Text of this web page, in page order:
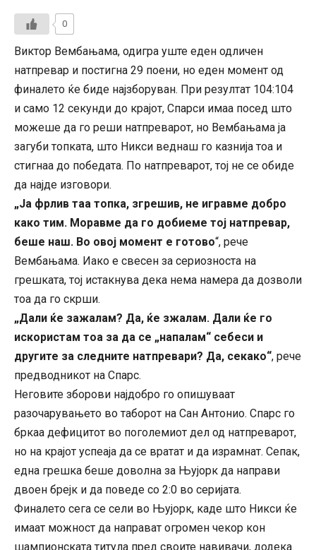
0
Виктор Вембањама, одигра уште еден одличен
натпревар и постигна 29 поени, но еден момент од
финалето ќе биде најзборуван. При резултат 104:104
и само 12 секунди до крајот, Спарси имаа посед што
можеше да го реши натпреварот, но Вембањама ја
загуби топката, што Никси веднаш го казнија тоа и
стигнаа до победата. По натпреварот, тој не се обиде
да најде изговори.
„Ја фрлив таа топка, згрешив, не игравме добро
како тим. Моравме да го добиеме тој натпревар,
беше наш. Во овој момент е готово“, рече
Вембањама. Иако е свесен за сериозноста на
грешката, тој истакнува дека нема намера да дозволи
тоа да го скрши.
„Дали ќе зажалам? Да, ќе зжалам. Дали ќе го
искористам тоа за да се „напалам“ себеси и
другите за следните натпревари? Да, секако“, рече
предводникот на Спарс.
Неговите зборови најдобро го опишуваат
разочарувањето во таборот на Сан Антонио. Спарс го
бркаа дефицитот во поголемиот дел од натпреварот,
но на крајот успеаја да се вратат и да израмнат. Сепак,
една грешка беше доволна за Њујорк да направи
двоен брејк и да поведе со 2:0 во серијата.
Финалето сега се сели во Њујорк, каде што Никси ќе
имаат можност да направат огромен чекор кон
шампионската титула пред своите навивачи, додека